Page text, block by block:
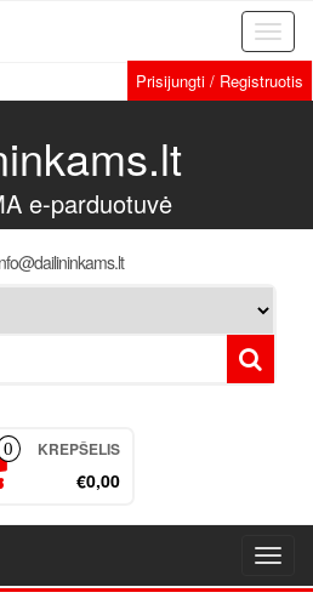
Prisijungti / Registruotis
e-parduotuvė
0 KREPŠELIS
€0,00